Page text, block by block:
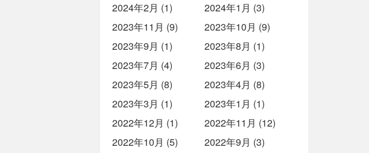
2024年2月 (1)
2024年1月 (3)
2023年11月 (9)
2023年10月 (9)
2023年9月 (1)
2023年8月 (1)
2023年7月 (4)
2023年6月 (3)
2023年5月 (8)
2023年4月 (8)
2023年3月 (1)
2023年1月 (1)
2022年12月 (1)
2022年11月 (12)
2022年10月 (5)
2022年9月 (3)